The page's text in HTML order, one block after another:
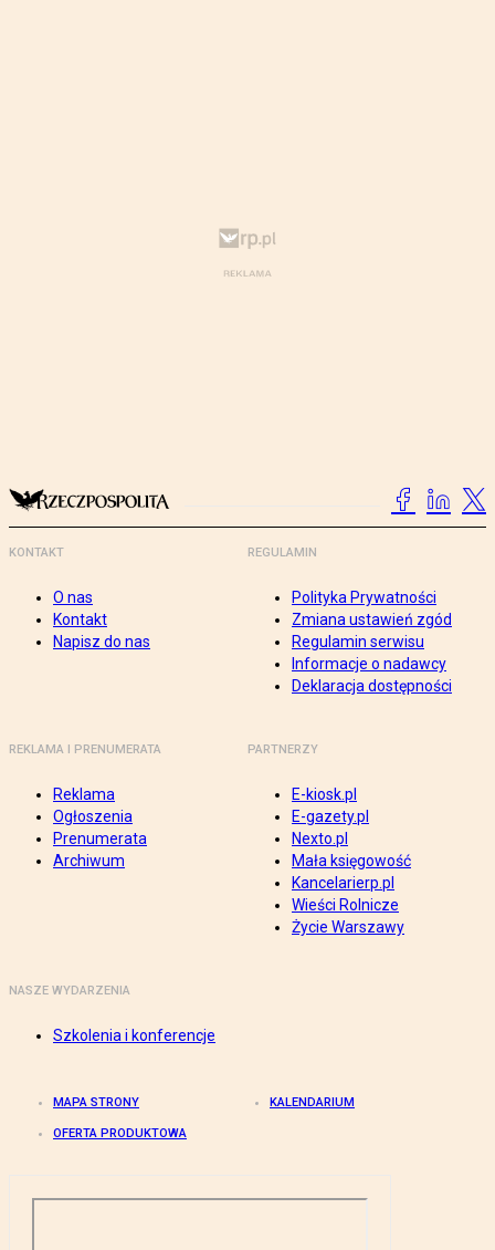
KONTAKT
O nas
Kontakt
Napisz do nas
REGULAMIN
Polityka Prywatności
Zmiana ustawień zgód
Regulamin serwisu
Informacje o nadawcy
Deklaracja dostępności
REKLAMA I PRENUMERATA
Reklama
Ogłoszenia
Prenumerata
Archiwum
PARTNERZY
E-kiosk.pl
E-gazety.pl
Nexto.pl
Mała księgowość
Kancelarierp.pl
Wieści Rolnicze
Życie Warszawy
NASZE WYDARZENIA
Szkolenia i konferencje
MAPA STRONY KALENDARIUM
OFERTA PRODUKTOWA